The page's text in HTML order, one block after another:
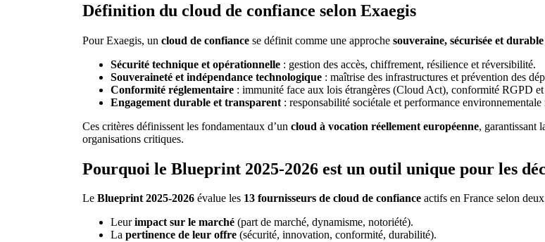
Définition du cloud de confiance selon Exaegis
Pour Exaegis, un cloud de confiance se définit comme une approche souveraine, sécurisée et durable
Sécurité technique et opérationnelle : gestion des accès, chiffrement, résilience et réversibilité.
Souveraineté et indépendance technologique : maîtrise des infrastructures et prévention des
Conformité réglementaire : immunité face aux lois étrangères (Cloud Act), conformité RGPD
Engagement durable et transparent : responsabilité sociétale et performance environnementale
Ces critères définissent les fondamentaux d’un cloud à vocation réellement européenne, garantissant
organisations critiques.
Pourquoi le Blueprint 2025-2026 est un outil unique pour les
Le Blueprint 2025-2026 évalue les 13 fournisseurs de cloud de confiance actifs en France selon
Leurimpact sur le marché (part de marché, dynamisme, notoriété).
La pertinence de leur offre (sécurité, innovation, conformité, durabilité).